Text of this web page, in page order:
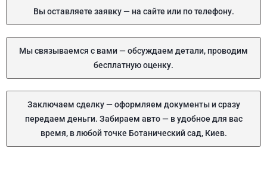
Вы оставляете заявку — на сайте или по телефону.
Мы связываемся с вами — обсуждаем детали, проводим
бесплатную оценку.
Заключаем сделку — оформляем документы и сразу
передаем деньги. Забираем авто — в удобное для вас
время, в любой точке Ботанический сад, Киев.